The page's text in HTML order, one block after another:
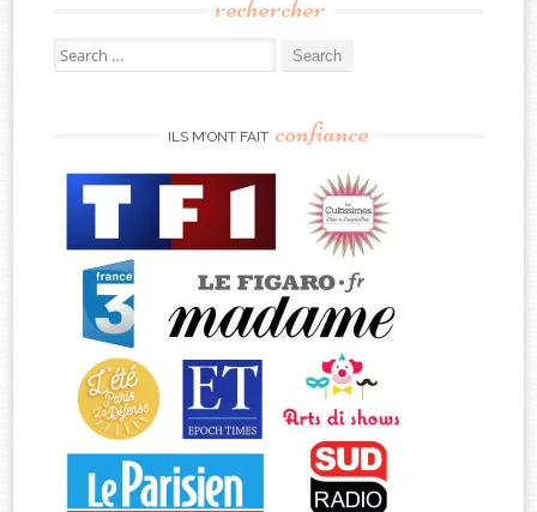
rechercher
Search
for:
ILS M’ONT FAIT confiance